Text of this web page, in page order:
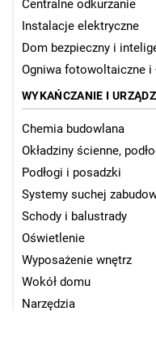
Centralne odkurzanie
Instalacje elektryczne
Dom bezpieczny i
Ogniwa fotowoltaiczne i
WYKAŃCZANIE I
Chemia budowlana
Okładziny ścienne,
Podłogi i posadzki
Systemy suchej
Schody i balustrady
Oświetlenie
Wyposażenie wnętrz
Wokół domu
Narzędzia